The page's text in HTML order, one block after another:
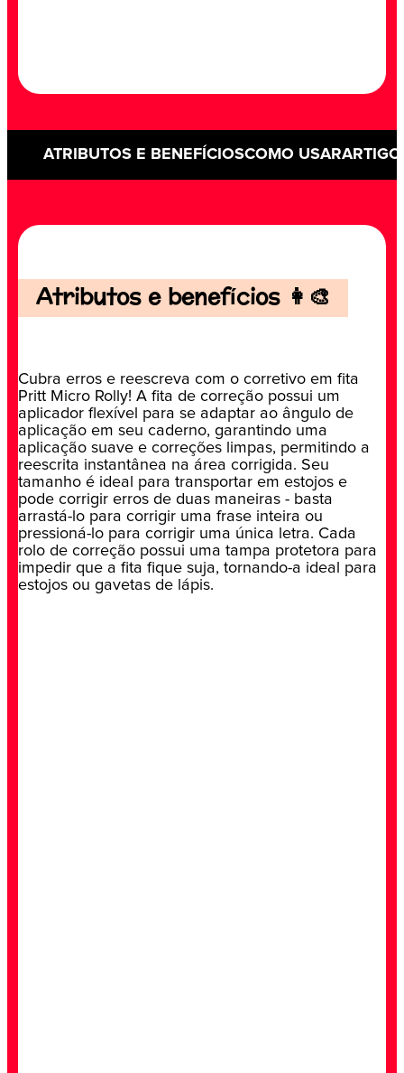
ATRIBUTOS E BENEFÍCIOSCOMO USAR
Atributos e benefícios 👩‍🎨
Cubra erros e reescreva com o corretivo em fita
Pritt Micro Rolly! A fita de correção possui um
aplicador flexível para se adaptar ao ângulo de
aplicação em seu caderno, garantindo uma
aplicação suave e correções limpas, permitindo a
reescrita instantânea na área corrigida. Seu
tamanho é ideal para transportar em estojos e
pode corrigir erros de duas maneiras - basta
arrastá-lo para corrigir uma frase inteira ou
pressioná-lo para corrigir uma única letra. Cada
rolo de correção possui uma tampa protetora para
impedir que a fita fique suja, tornando-a ideal para
estojos ou gavetas de lápis.